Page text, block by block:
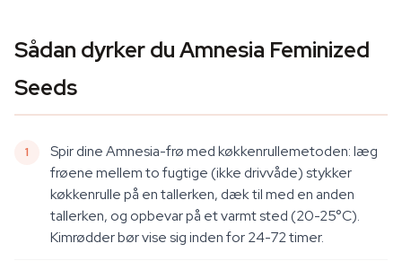
Sådan dyrker du Amnesia Feminized
Seeds
Spir dine Amnesia-frø med køkkenrullemetoden: læg
frøene mellem to fugtige (ikke drivvåde) stykker
køkkenrulle på en tallerken, dæk til med en anden
tallerken, og opbevar på et varmt sted (20-25°C).
Kimrødder bør vise sig inden for 24-72 timer.